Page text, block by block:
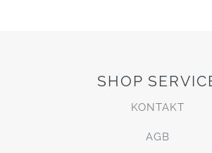
SHOP
KONTAKT
AGB